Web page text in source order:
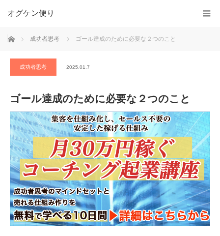
オグケン便り
ホーム 成功者思考 ゴール達成のために必要な２つのこと
成功者思考 2025.01.7
ゴール達成のために必要な２つのこと